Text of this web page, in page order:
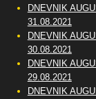
DNEVNIK
31.08.2021
DNEVNIK
30.08.2021
DNEVNIK
29.08.2021
DNEVNIK